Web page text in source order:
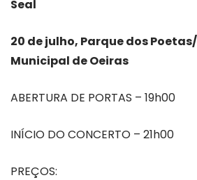
Seal
20 de julho, Parque dos
Municipal de Oeiras
ABERTURA DE PORTAS – 19h00
INÍCIO DO CONCERTO – 21h00
PREÇOS: